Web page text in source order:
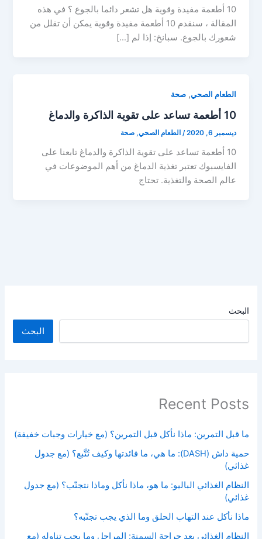
البحث
البحث
Recent Posts
ما قبل التمرين: ماذا نأكل قبل التمرين؟ (مع خيارات وجبات خفيفة)
حمية داش (DASH): ما هي، ما فائدتها وكيف تُتَّبع؟ (مع جدول
غذائي)
النظام الغذائي الباليو: ما هو، ماذا نأكل وماذا نتجنّب؟ (مع جدول
غذائي)
ماذا نأكل عند التهاب الحلق وما الذي يجب تجنّبه؟
النظام الغذائي بعد جراحة السمنة: المراحل وما يجب تناوله (مع
10 أطعمة مفيدة وقوية هل تشعر دائما بالجوع ؟ في هذه
المقالة ، سنقدم 10 أطعمة مفيدة وقوية يمكن أن تقلل من
شعورك بالجوع. سبانخ: إذا لم […]
الطعام الصحي,صحة
10 أطعمة تساعد على تقوية الذاكرة والدماغ
ديسمبر 6, 2020 / الطعام الصحي,صحة
10 أطعمة تساعد على تقوية الذاكرة والدماغ تابعنا على
الفايسبوك تعتبر تغذية الدماغ من أهم الموضوعات في
عالم الصحة والتغذية. تحتاج